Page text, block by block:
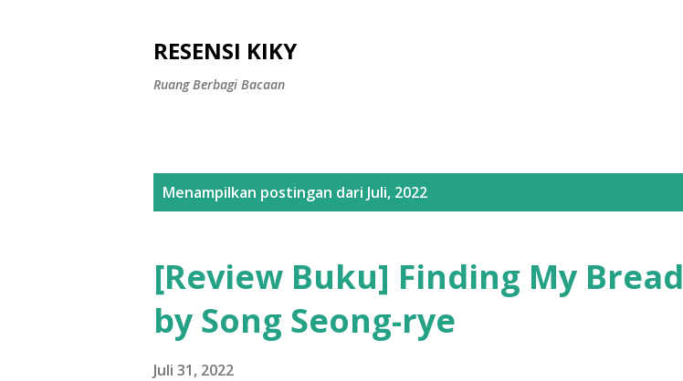
RESENSI KIKY
Ruang Berbagi Bacaan
Menampilkan postingan dari Juli, 2022
[Review Buku] Finding My Bread
by Song Seong-rye
Juli 31, 2022